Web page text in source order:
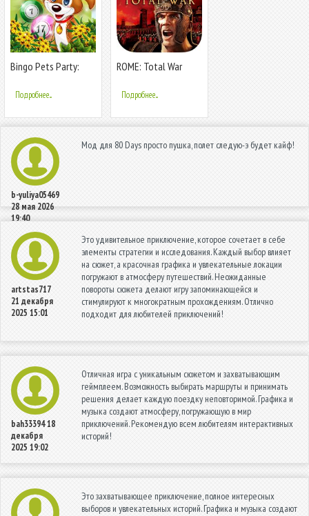
Bingo Pets Party:
Подробнее...
ROME: Total War
Подробнее...
b-yuliya05469
28 мая 2026
19:40
Мод для 80 Days просто пушка, полет следую-э будет кайф!
artstas717
21 декабря
2025 15:01
Это удивительное приключение, которое сочетает в себе
элементы стратегии и исследования. Каждый выбор влияет
на сюжет, а красочная графика и увлекательные локации
погружают в атмосферу путешествий. Неожиданные
повороты сюжета делают игру запоминающейся и
стимулируют к многократным прохождениям. Отлично
подходит для любителей приключений!
bah3339418
декабря
2025 19:02
Отличная игра с уникальным сюжетом и захватывающим
геймплеем. Возможность выбирать маршруты и принимать
решения делает каждую поездку неповторимой. Графика и
музыка создают атмосферу, погружающую в мир
приключений. Рекомендую всем любителям интерактивных
историй!
Это захватывающее приключение, полное интересных
выборов и увлекательных историй. Графика и музыка создают